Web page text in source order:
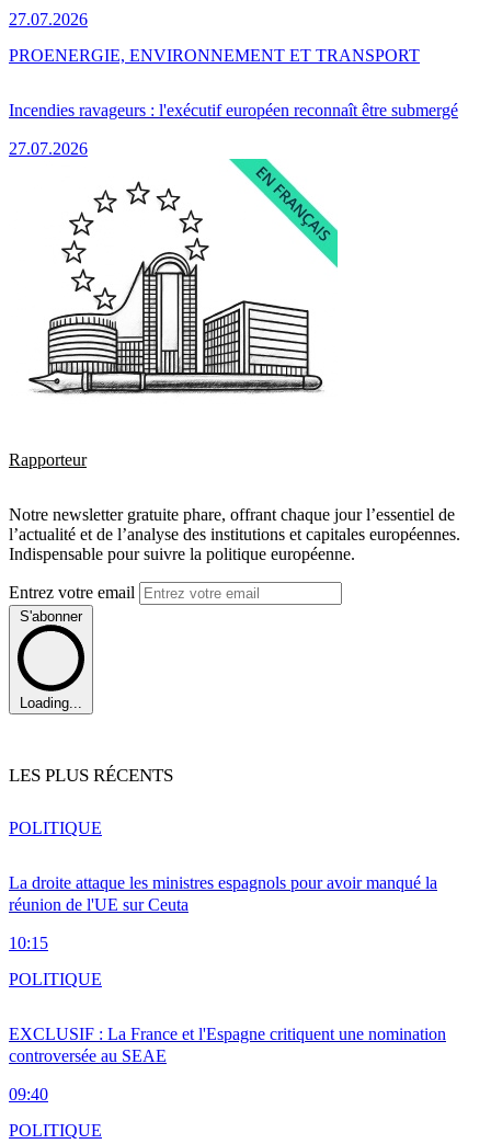
27.07.2026
Incendies ravageurs : l'exécutif européen reconnaît être submergé
27.07.2026
PROENERGIE, ENVIRONNEMENT ET TRANSPORT
Rapporteur
Notre newsletter gratuite phare, offrant chaque jour l’essentiel de
l’actualité et de l’analyse des institutions et capitales européennes.
Indispensable pour suivre la politique européenne.
Entrez votre email
S'abonner
Loading...
LES PLUS RÉCENTS
La droite attaque les ministres espagnols pour avoir manqué la
réunion de l'UE sur Ceuta
10:15
POLITIQUE
EXCLUSIF : La France et l'Espagne critiquent une nomination
controversée au SEAE
09:40
POLITIQUE
POLITIQUE